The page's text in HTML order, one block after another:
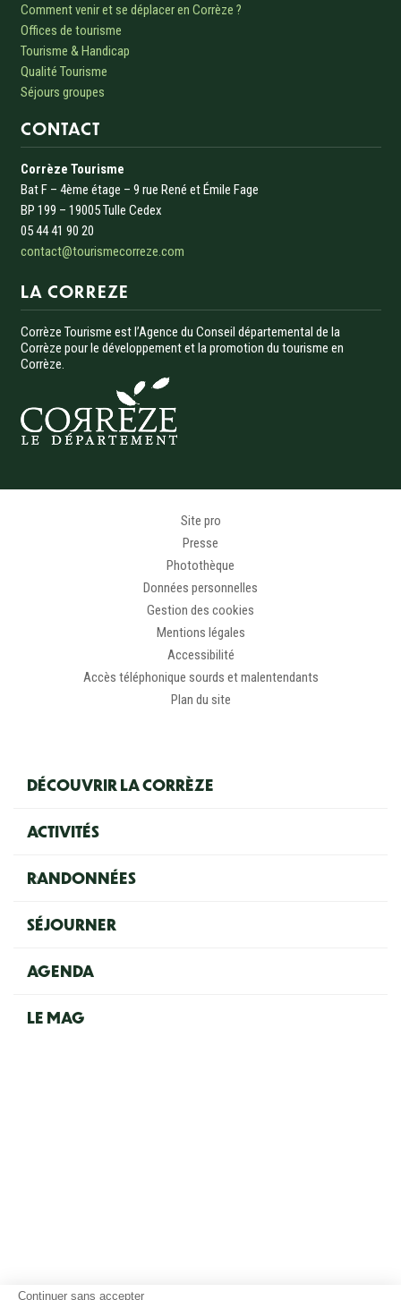
Continuer sans accepter
DÉCOUVRIR LA CORRÈZE
ACTIVITÉS
RANDONNÉES
SÉJOURNER
AGENDA
LE MAG
Comment venir et se déplacer en Corrèze ?
Offices de tourisme
Tourisme & Handicap
Qualité Tourisme
Séjours groupes
CONTACT
Corrèze Tourisme
Bat F – 4ème étage – 9 rue René et Émile Fage
BP 199 – 19005 Tulle Cedex
05 44 41 90 20
contact@tourismecorreze.com
LA CORREZE
Corrèze Tourisme est l’Agence du Conseil départemental de la
Corrèze pour le développement et la promotion du tourisme en
Corrèze.
Site pro
Presse
Photothèque
Données personnelles
Gestion des cookies
Mentions légales
Accessibilité
Accès téléphonique sourds et malentendants
Plan du site